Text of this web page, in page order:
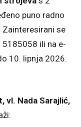
puno radno
se
ili na e-
10. lipnja 2026.
vl. Nada Sarajlić,